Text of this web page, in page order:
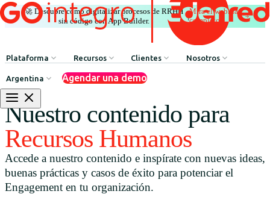
🚀 Descubre cómo digitalizar procesos de RRHH
sin código con App Builder.
|
Mira el webinar
completo
Plataforma
Comunicación Interna
Procesos de Recursos Humanos
Reconocimientos & Premios
Beneficios & Bienestar
Red de Descuentos
Recursos
Employee Experience Awards
Casos de Éxito
Webinars
Blog
Clientes
Casos de Éxito
Nosotros
Equipo de Liderazgo
Argentina
Argentina
Brasil
Agendar una demo
Nuestro contenido para
Recursos Humanos
Accede a nuestro contenido e inspírate con nuevas ideas,
buenas prácticas y casos de éxito para potenciar el
Engagement en tu organización.